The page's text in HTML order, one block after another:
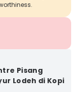
Pisang
Lodeh di Kopi